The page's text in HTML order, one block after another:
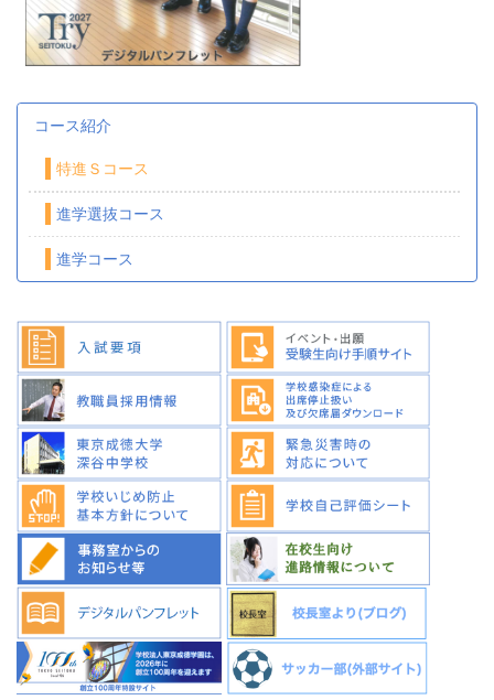
コース紹介
特進Ｓコース
進学選抜コース
進学コース